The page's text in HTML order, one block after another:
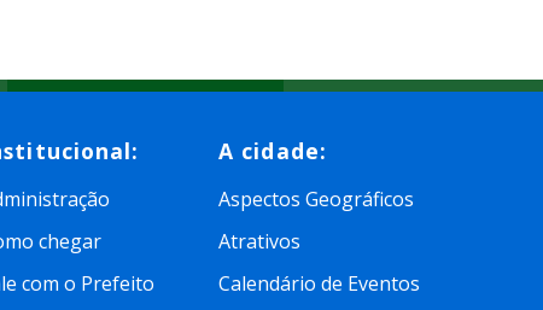
chegar
com o Prefeito
A cidade:
Aspectos Geográficos
Atrativos
Calendário de Eventos